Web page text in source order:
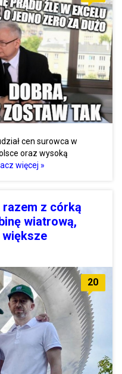
cen surowca w
oraz wysoką
więcej »
z córką
wiatrową,
20